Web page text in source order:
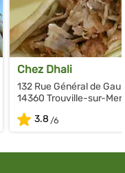
Chez Dhali
132 Rue Général de
14360 Trouville-sur-Mer
3.8